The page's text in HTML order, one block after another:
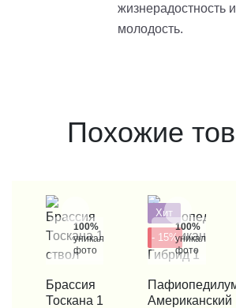
жизнерадостность
молодость.
Похожие
100%
уникальные
фото
КУПИТЬ В 1 КЛИК
Брассия
Тоскана 1
Хит
- 15%
100%
уникальные
фото
КУПИТЬ В 1 КЛИК
Американский